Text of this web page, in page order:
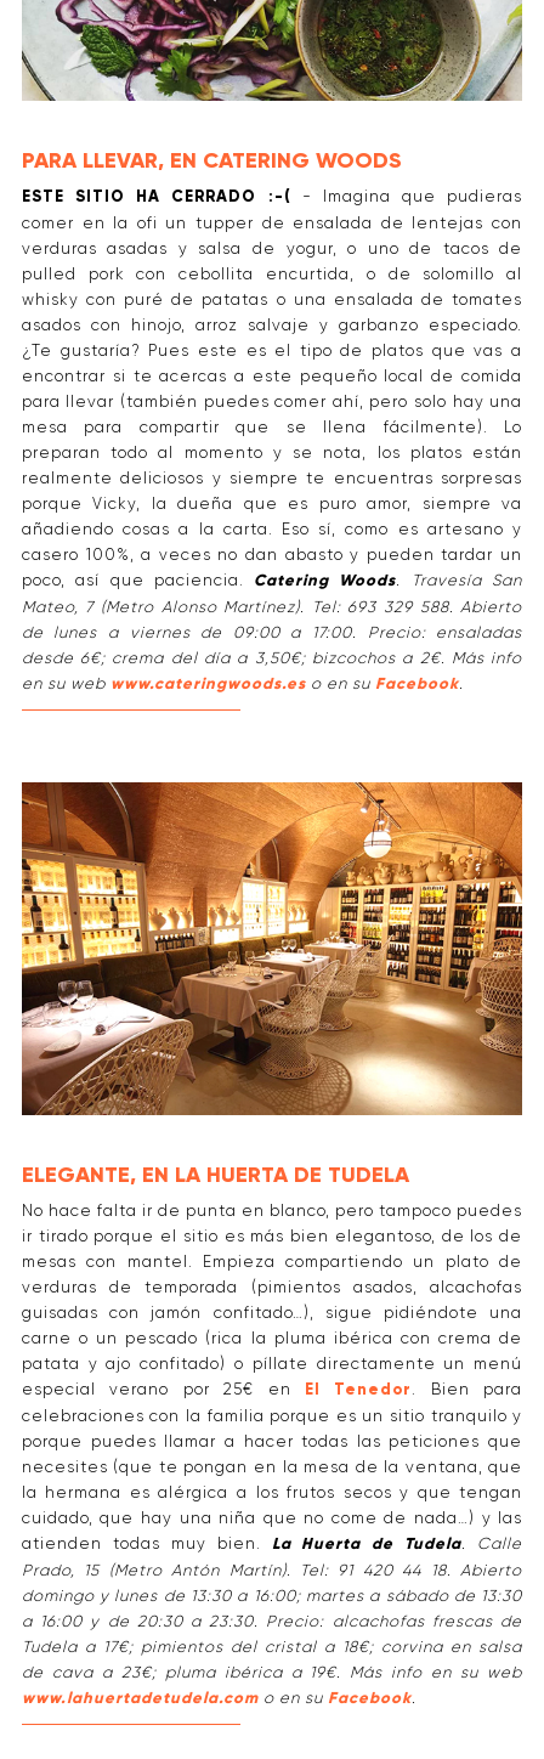
PARA LLEVAR, EN CATERING WOODS
ESTE SITIO HA CERRADO :-( - Imagina que pudieras
comer en la ofi un tupper de ensalada de lentejas con
verduras asadas y salsa de yogur, o uno de tacos de
pulled pork con cebollita encurtida, o de solomillo al
whisky con puré de patatas o una ensalada de tomates
asados con hinojo, arroz salvaje y garbanzo especiado.
¿Te gustaría? Pues este es el tipo de platos que vas a
encontrar si te acercas a este pequeño local de comida
para llevar (también puedes comer ahí, pero solo hay una
mesa para compartir que se llena fácilmente). Lo
preparan todo al momento y se nota, los platos están
realmente deliciosos y siempre te encuentras sorpresas
porque Vicky, la dueña que es puro amor, siempre va
añadiendo cosas a la carta. Eso sí, como es artesano y
casero 100%, a veces no dan abasto y pueden tardar un
poco, así que paciencia. Catering Woods . Travesía San
Mateo, 7 (Metro Alonso Martínez). Tel: 693 329 588. Abierto
de lunes a viernes de 09:00 a 17:00. Precio: ensaladas
desde 6€; crema del día a 3,50€; bizcochos a 2€. Más info
en su web www.cateringwoods.eso en su Facebook.
ELEGANTE, EN LA HUERTA DE TUDELA
No hace falta ir de punta en blanco, pero tampoco puedes
ir tirado porque el sitio es más bien elegantoso, de los de
mesas con mantel. Empieza compartiendo un plato de
verduras de temporada (pimientos asados, alcachofas
guisadas con jamón confitado…), sigue pidiéndote una
carne o un pescado (rica la pluma ibérica con crema de
patata y ajo confitado) o píllate directamente un menú
especial verano por 25€ en El Tenedor . Bien para
celebraciones con la familia porque es un sitio tranquilo y
porque puedes llamar a hacer todas las peticiones que
necesites (que te pongan en la mesa de la ventana, que
la hermana es alérgica a los frutos secos y que tengan
cuidado, que hay una niña que no come de nada…) y las
atienden todas muy bien. La Huerta de Tudela. Calle
Prado, 15 (Metro Antón Martín). Tel: 91 420 44 18. Abierto
domingo y lunes de 13:30 a 16:00; martes a sábado de 13:30
a 16:00 y de 20:30 a 23:30. Precio: alcachofas frescas de
Tudela a 17€; pimientos del cristal a 18€; corvina en salsa
de cava a 23€; pluma ibérica a 19€. Más info en su web
www.lahuertadetudela.como en su Facebook.